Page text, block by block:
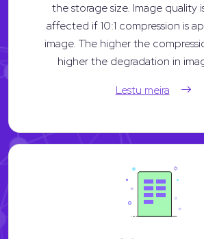
the storage size. Image quality
affected if 10:1 compression is
image. The higher the
higher the degradation in
Lestu meira